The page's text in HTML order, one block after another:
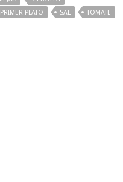
PRIMER PLATO SAL TOMATE